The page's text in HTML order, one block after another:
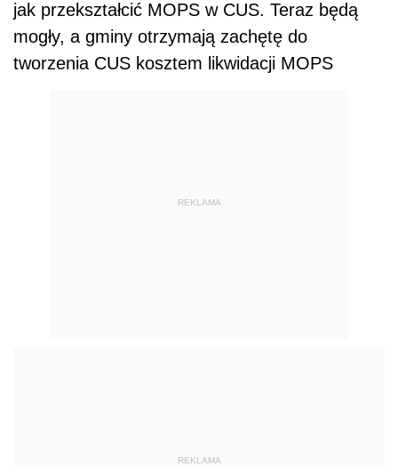
jak przekształcić MOPS w CUS. Teraz będą
mogły, a gminy otrzymają zachętę do
tworzenia CUS kosztem likwidacji MOPS
REKLAMA
REKLAMA